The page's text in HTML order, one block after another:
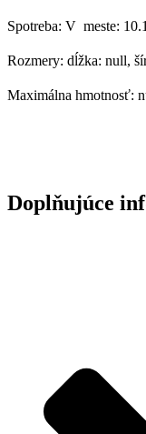
Spotreba: V meste:
Rozmery: dĺžka: null,
Maximálna hmotnosť:
Doplňujúce